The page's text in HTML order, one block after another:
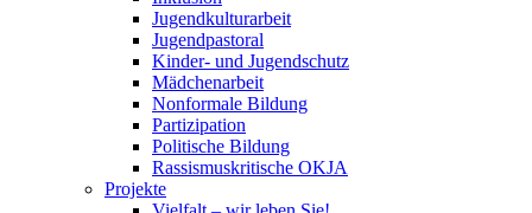
Jugendkulturarbeit
Jugendpastoral
Kinder- und Jugendschutz
Mädchenarbeit
Nonformale Bildung
Partizipation
Politische Bildung
Rassismuskritische OKJA
Projekte